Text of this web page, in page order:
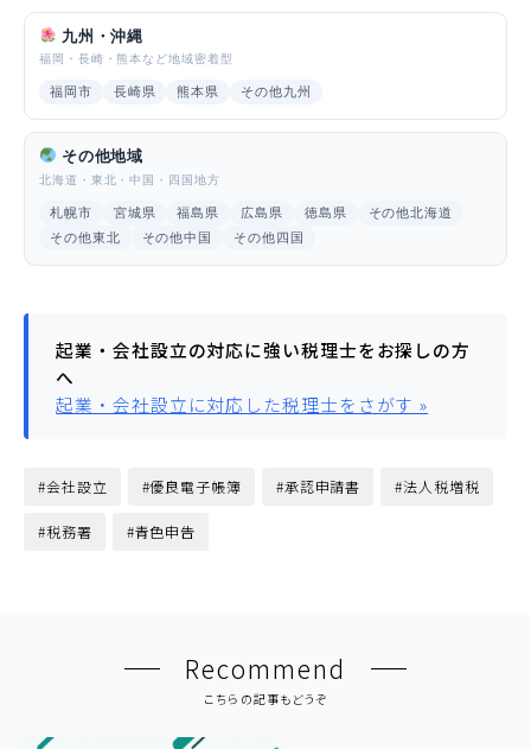
九州・沖縄
福岡・長崎・熊本など地域密着型
福岡市 長崎県 熊本県 その他九州
その他地域
北海道・東北・中国・四国地方
札幌市 宮城県 福島県 広島県 徳島県
その他北海道
その他東北
その他中国 その他四国
起業・会社設立の対応に強い税理士をお探しの方
へ
起業・会社設立に対応した税理士をさがす »
#会社設立 #優良電子帳簿 #承認申請書 #法人税増税
#税務署 #青色申告
Recommend
こちらの記事もどうぞ